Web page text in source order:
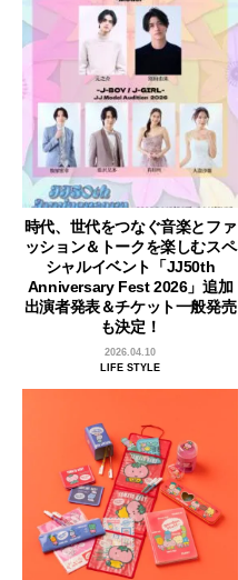
時代、世代をつなぐ音楽とファ
ッション＆トークを楽しむスペ
シャルイベント「JJ50th
Anniversary Fest 2026」追加
出演者発表＆チケット一般発売
も決定！
2026.04.10
LIFE STYLE